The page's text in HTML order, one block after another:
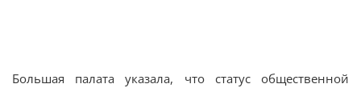
Большая палата указала, что статус общественной